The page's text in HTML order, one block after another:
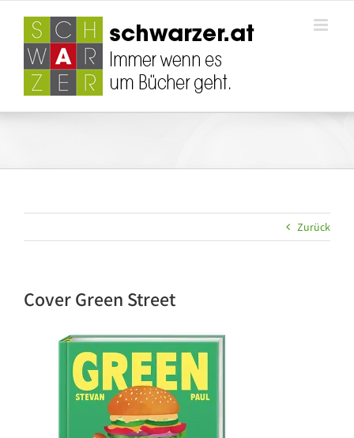
springen
Zurück
Cover Green Street